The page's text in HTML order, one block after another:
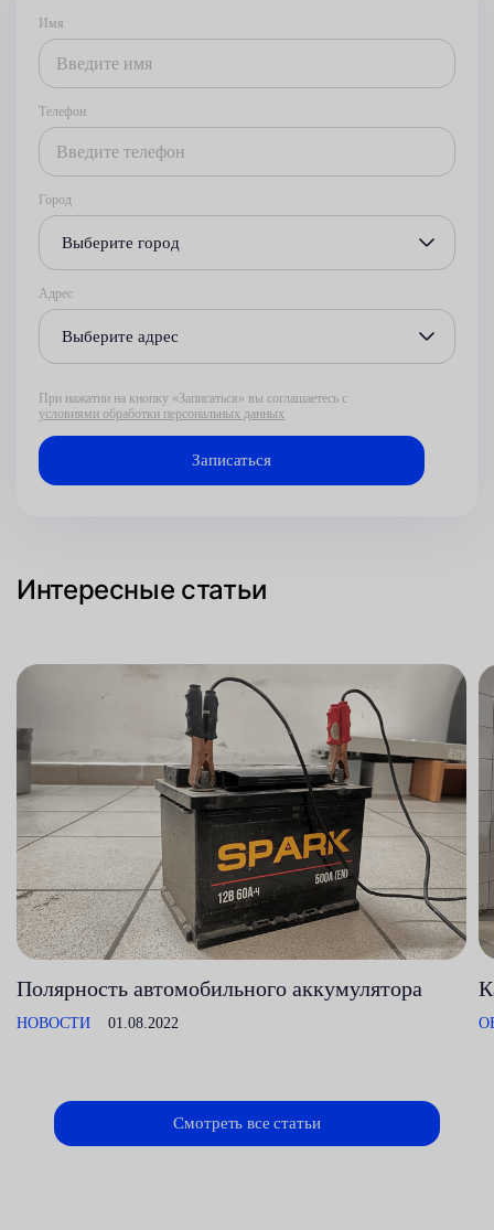
Имя
Телефон
Город
Выберите город
Адрес
Выберите адрес
При нажатии на кнопку «Записаться» вы соглашаетесь с
условиями обработки персональных данных
Интересные статьи
Полярность автомобильного аккумулятора
НОВОСТИ 01.08.2022
Смотреть все статьи